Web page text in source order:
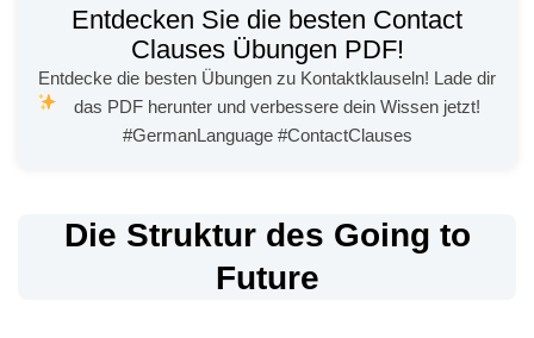
Entdecken Sie die besten Contact
Clauses Übungen PDF!
Entdecke die besten Übungen zu Kontaktklauseln! Lade dir
das PDF herunter und verbessere dein Wissen jetzt!
#GermanLanguage #ContactClauses
Die Struktur des Going to
Future